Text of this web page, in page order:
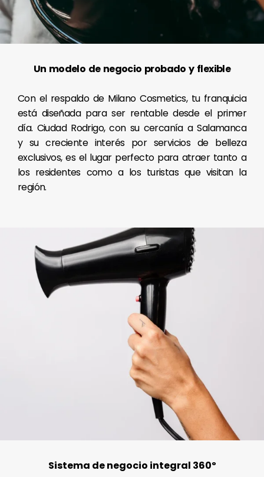
Un modelo de negocio probado y flexible
Con el respaldo de Milano Cosmetics, tu franquicia
está diseñada para ser rentable desde el primer
día. Ciudad Rodrigo, con su cercanía a Salamanca
y su creciente interés por servicios de belleza
exclusivos, es el lugar perfecto para atraer tanto a
los residentes como a los turistas que visitan la
región.
Sistema de negocio integral 360º